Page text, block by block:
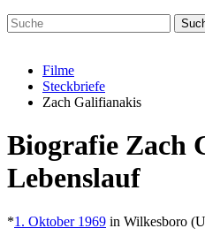
Filme
Steckbriefe
Zach Galifianakis
Biografie Zach
Lebenslauf
*1. Oktober 1969 in Wilkesboro